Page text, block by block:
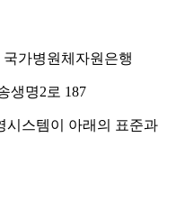
가병원체자원은행
생명2로 187
시스템이 아래의 표준과